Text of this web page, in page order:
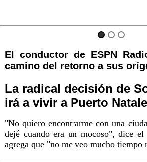
El conductor de ESPN
camino del retorno a sus
La radical decisión de
irá a vivir a Puerto
"No quiero encontrarme con una
dejé cuando era un mocoso", dice el
agrega que "no me veo mucho tiempo